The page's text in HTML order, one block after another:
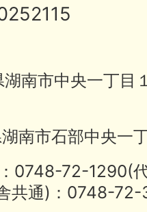
南市中央一丁目
南市石部中央一
：0748-72-
共通)：0748-